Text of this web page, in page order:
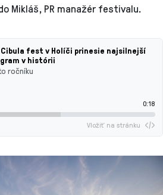
Mikláš, PR manažér festivalu.
fest v Holíči prinesie najsilnejší
v histórii
ročníku
0:18
Vložiť na stránku